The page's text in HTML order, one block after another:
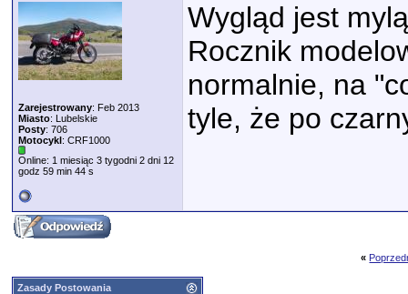
Zarejestrowany: Feb 2013
Miasto: Lubelskie
Posty: 706
Motocykl: CRF1000
Online: 1 miesiąc 3 tygodni 2 dni 12
godz 59 min 44 s
Wygląd jest
Rocznik
normalnie, na
tyle, że po
«
Zasady Postowania